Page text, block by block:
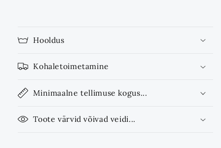
Hooldus
Kohaletoimetamine
Minimaalne tellimuse kogus...
Toote värvid võivad veidi...